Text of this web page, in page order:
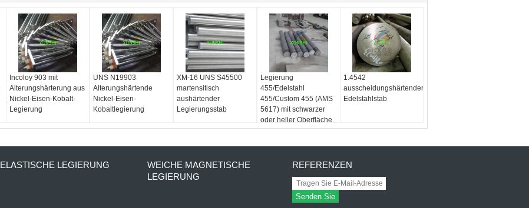
Incoloy 903 mit
Alterungshärterung aus
Nickel-Eisen-Kobalt-
Legierung
UNS N19903
Alterungshärtende
Nickel-Eisen-
Kobaltlegierung
XM-16 UNS S45500
martensitisch
aushärtender
Legierungsstab
Legierung
455/Edelstahl
455/Custom 455 (AMS
5617) mit schwarzer
oder heller Oberfläche
1.4542
ausscheidungshärtender
Edelstahlstab
ELASTISCHE LEGIERUNG
WEICHE MAGNETISCHE
LEGIERUNG
REFERENZEN
Senden Sie